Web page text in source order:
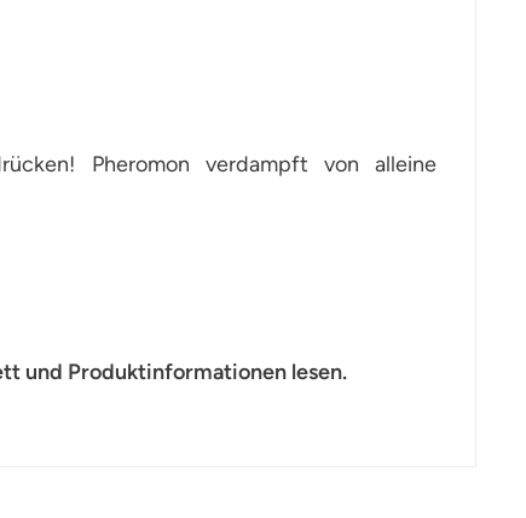
Pheromon verdampft von alleine
und Produktinformationen lesen.